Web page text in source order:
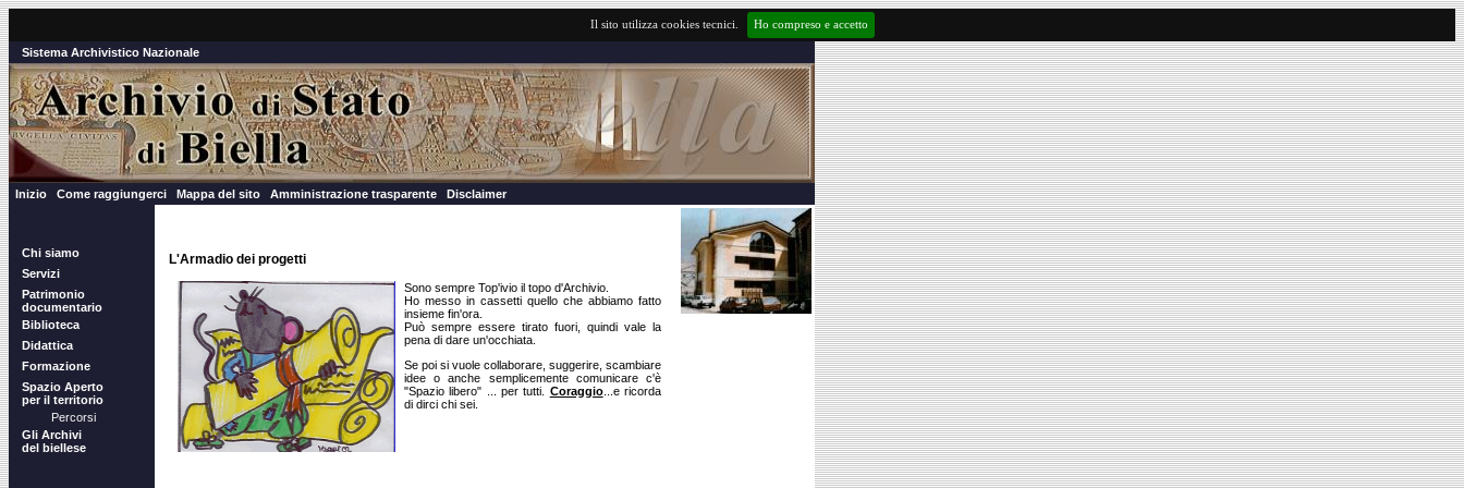
Il sito utilizza cookies tecnici. Ho compreso e accetto
Sistema Archivistico Nazionale
Inizio Come raggiungerci Mappa del sito Amministrazione trasparente Disclaimer
Chi siamo
Servizi
Patrimonio
documentario
Biblioteca
Didattica
Formazione
Spazio Aperto
per il territorio
Percorsi
Gli Archivi
del biellese
L'Armadio dei progetti
Sono sempre Top'ivio il topo d'Archivio.
Ho messo in cassetti quello che abbiamo fatto
insieme fin'ora.
Può sempre essere tirato fuori, quindi vale la
pena di dare un'occhiata.
Se poi si vuole collaborare, suggerire, scambiare
idee o anche semplicemente comunicare c'è
"Spazio libero" ... per tutti. Coraggio...e ricorda
di dirci chi sei.